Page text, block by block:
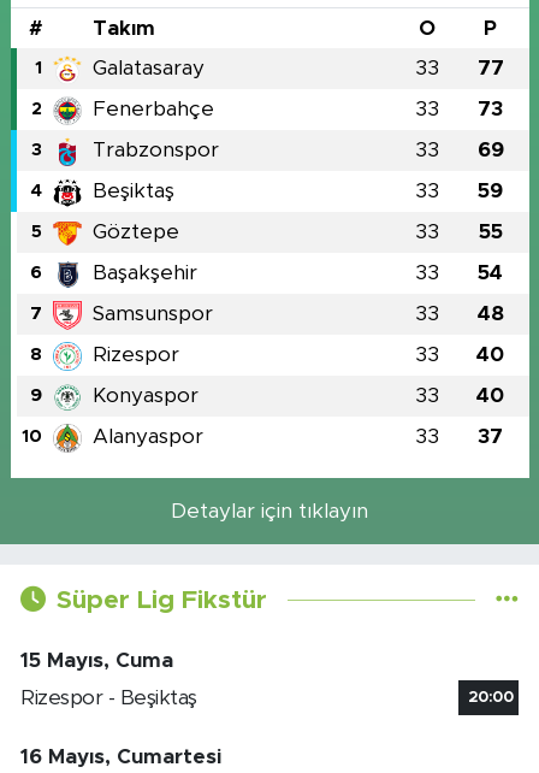
# Takım O P
1 Galatasaray 33 77
2 Fenerbahçe 33 73
3 Trabzonspor 33 69
4 Beşiktaş 33 59
5 Göztepe 33 55
6 Başakşehir 33 54
7 Samsunspor 33 48
8 Rizespor 33 40
9 Konyaspor 33 40
10 Alanyaspor 33 37
Detaylar için tıklayın
Süper Lig Fikstür
15 Mayıs, Cuma
Rizespor - Beşiktaş
20:00
16 Mayıs, Cumartesi